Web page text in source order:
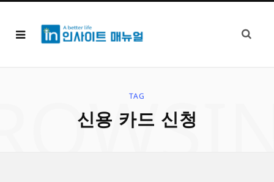
TAG
신용 카드 신청